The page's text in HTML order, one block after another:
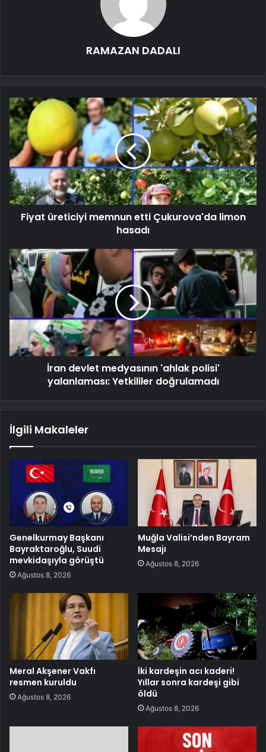
RAMAZAN DADALI
Fiyat üreticiyi memnun etti Çukurova'da limon
hasadı
İran devlet medyasının 'ahlak polisi'
yalanlaması: Yetkililer doğrulamadı
İlgili Makaleler
Genelkurmay Başkanı
Bayraktaroğlu, Suudi
mevkidaşıyla görüştü
Ağustos 8, 2026
Muğla Valisi’nden Bayram
Mesajı
Ağustos 8, 2026
Meral Akşener Vakfı
resmen kuruldu
Ağustos 8, 2026
İki kardeşin acı kaderi!
Yıllar sonra kardeşi gibi
öldü
Ağustos 8, 2026